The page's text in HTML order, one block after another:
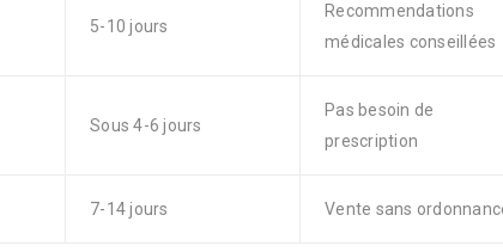
5-10 jours
Recommendations
médicales conseillées
Sous 4-6 jours
Pas besoin de
prescription
7-14 jours Vente sans